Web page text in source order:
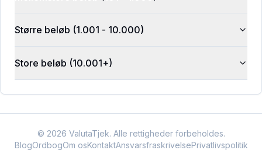
Større beløb (1.001 - 10.000)
Store beløb (10.001+)
© 2026 ValutaTjek. Alle rettigheder forbeholdes.
BlogOrdbogOm osKontaktAnsvarsfraskrivelsePrivatlivspolitik